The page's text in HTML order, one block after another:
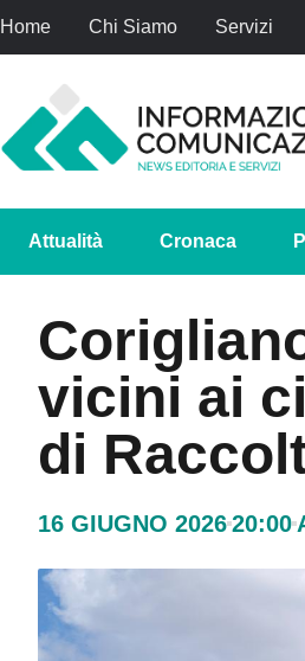
Home Chi Siamo Servizi
Attualità Cronaca
vicini ai
di
16 GIUGNO 202620:00